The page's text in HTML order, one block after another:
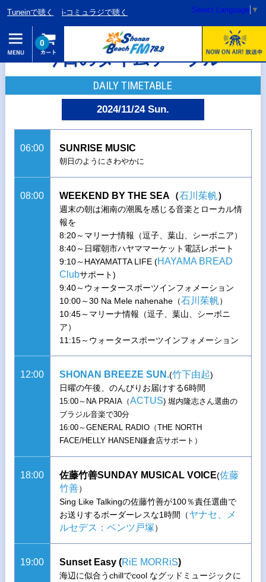
Tuneinで聴く i-コミュラジで聴く Select Language ▼
0
今日のタイムテーブル
DAILY TIMETABLE
2024/11/24 Sun.
06:00 SUNRISE MUSIC
朝日のようにさわやかに
08:00 WEEKEND BY THE SEA（石川茱帆）
週末の朝は湘南の潮風を感じる音楽とローカル情
報を
8:20～マリーナ情報（逗子、葉山、シーボニア）
8:40～日曜朝市ハヤママーケット電話レポート
9:10～HAYAMATTA LIFE (HAYAMA BREAD
Clubサポート)
9:40～ウォータースポーツインフォメーション
10:00～30 Na Mele nahenahe（石川茱帆）
10:45～マリーナ情報（逗子、葉山、シーボニ
ア）
11:15～ウォータースポーツインフォメーション
12:00 SHONAN BREEZE SUN.(竹下由起)
日曜の午後、のんびりお届けする6時間
15:00～NA PRAIA（ACTUS) 堀内隆志さん選曲の
ブラジル音楽で30分
16:00～GENERAL RADIO（THE NORTH
FACE/HELLY HANSEN鎌倉店サポート）
18:00 佐藤竹善SUNDAY MUSICAL VOICE(佐藤
竹善）
Sing Like Talkingの佐藤竹善が100％責任選曲で
お送りするボーダーレスな1時間（ヤナセ、メ
ルセデス：ベンツ戸塚）
19:00 Sunset Easy (RiE MORRiS)
海辺に似合うchillでcool なグッドミュージックに